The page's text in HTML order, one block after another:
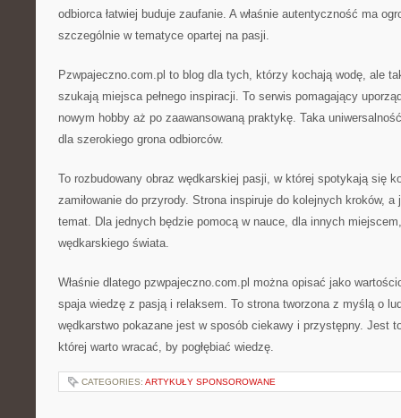
odbiorca łatwiej buduje zaufanie. A właśnie autentyczność ma
szczególnie w tematyce opartej na pasji.
Pzwpajeczno.com.pl to blog dla tych, którzy kochają wodę, ale
szukają miejsca pełnego inspiracji. To serwis pomagający
nowym hobby aż po zaawansowaną praktykę. Taka
dla szerokiego grona odbiorców.
To rozbudowany obraz wędkarskiej pasji, w której spotykają się
zamiłowanie do przyrody. Strona inspiruje do kolejnych kroków, a
temat. Dla jednych będzie pomocą w nauce, dla innych
wędkarskiego świata.
Właśnie dlatego pzwpajeczno.com.pl można opisać jako
spaja wiedzę z pasją i relaksem. To strona tworzona z myślą o
wędkarstwo pokazane jest w sposób ciekawy i przystępny. Jest
której warto wracać, by pogłębiać wiedzę.
CATEGORIES: ARTYKUŁY SPONSOROWANE